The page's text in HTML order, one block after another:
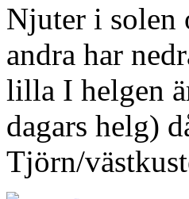
Njuter i solen
andra har
lilla I helgen
dagars helg)
Tjörn/